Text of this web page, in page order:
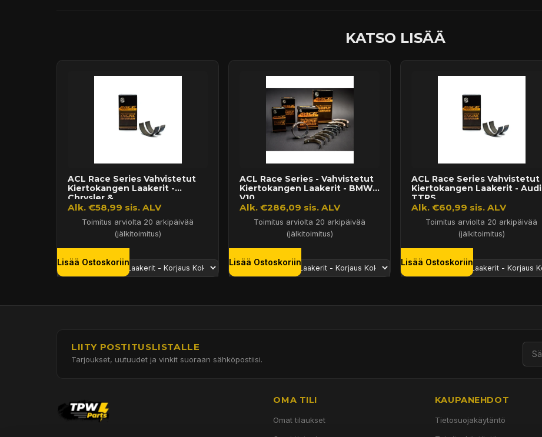
KATSO LISÄÄ
ACL Race Series Vahvistetut
Kiertokangen Laakerit -
Chrysler &...
Alk. €58,99 sis. ALV
Toimitus arviolta 20 arkipäivää
(jälkitoimitus)
Lisää Ostoskoriin
ACL Race Series - Vahvistetut
Kiertokangen Laakerit - BMW
V10 ...
Alk. €286,09 sis. ALV
Toimitus arviolta 20 arkipäivää
(jälkitoimitus)
Lisää Ostoskoriin
ACL Race Series Vahvistetut
Kiertokangen Laakerit - Audi
TTRS,...
Alk. €60,99 sis. ALV
Toimitus arviolta 20 arkipäivää
(jälkitoimitus)
Lisää Ostoskoriin
LIITY POSTITUSLISTALLE
Tarjoukset, uutuudet ja vinkit suoraan sähköpostiisi.
OMA TILI
Omat tilaukset
KAUPANEHDOT
Tietosuojakäytäntö